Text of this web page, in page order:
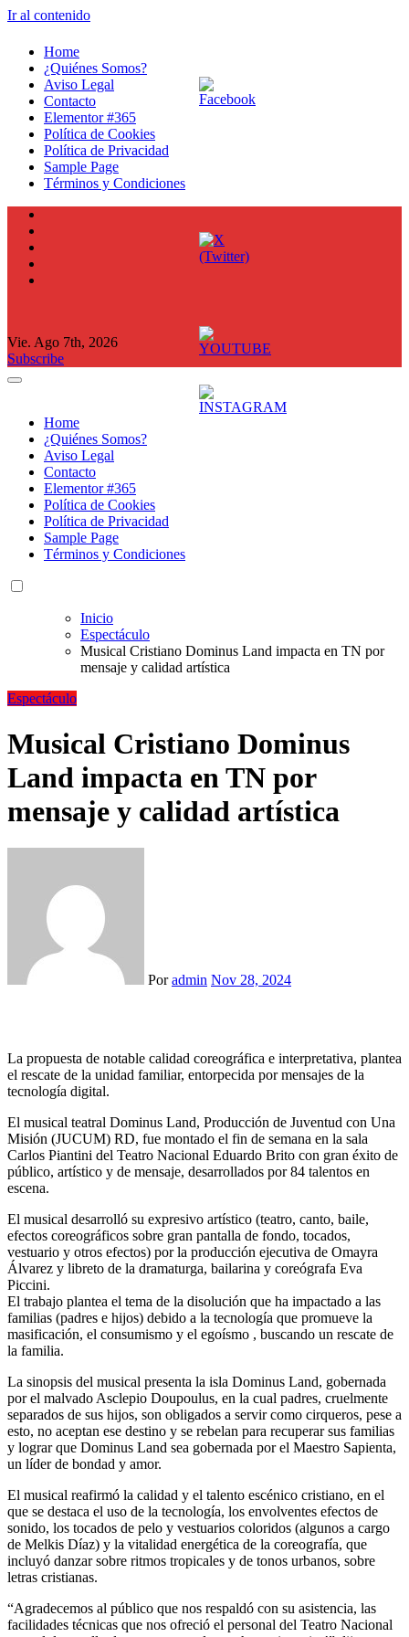
Ir al contenido
Home
¿Quiénes Somos?
Aviso Legal
Contacto
Elementor #365
Política de Cookies
Política de Privacidad
Sample Page
Términos y Condiciones
Vie. Ago 7th, 2026
Subscribe
Home
¿Quiénes Somos?
Aviso Legal
Contacto
Elementor #365
Política de Cookies
Política de Privacidad
Sample Page
Términos y Condiciones
Inicio
Espectáculo
Musical Cristiano Dominus Land impacta en TN por
mensaje y calidad artística
Espectáculo
Musical Cristiano Dominus
Land impacta en TN por
mensaje y calidad artística
Poradmin Nov 28, 2024
La propuesta de notable calidad coreográfica e interpretativa, plantea
el rescate de la unidad familiar, entorpecida por mensajes de la
tecnología digital.
El musical teatral Dominus Land, Producción de Juventud con Una
Misión (JUCUM) RD, fue montado el fin de semana en la sala
Carlos Piantini del Teatro Nacional Eduardo Brito con gran éxito de
público, artístico y de mensaje, desarrollados por 84 talentos en
escena.
El musical desarrolló su expresivo artístico (teatro, canto, baile,
efectos coreográficos sobre gran pantalla de fondo, tocados,
vestuario y otros efectos) por la producción ejecutiva de Omayra
Álvarez y libreto de la dramaturga, bailarina y coreógrafa Eva
Piccini.
El trabajo plantea el tema de la disolución que ha impactado a las
familias (padres e hijos) debido a la tecnología que promueve la
masificación, el consumismo y el egoísmo , buscando un rescate de
la familia.
La sinopsis del musical presenta la isla Dominus Land, gobernada
por el malvado Asclepio Doupoulus, en la cual padres, cruelmente
separados de sus hijos, son obligados a servir como cirqueros, pese a
esto, no aceptan ese destino y se rebelan para recuperar sus familias
y lograr que Dominus Land sea gobernada por el Maestro Sapienta,
un líder de bondad y amor.
El musical reafirmó la calidad y el talento escénico cristiano, en el
que se destaca el uso de la tecnología, los envolventes efectos de
sonido, los tocados de pelo y vestuarios coloridos (algunos a cargo
de Melkis Díaz) y la vitalidad energética de la coreografía, que
incluyó danzar sobre ritmos tropicales y de tonos urbanos, sobre
letras cristianas.
“Agradecemos al público que nos respaldó con su asistencia, las
facilidades técnicas que nos ofreció el personal del Teatro Nacional